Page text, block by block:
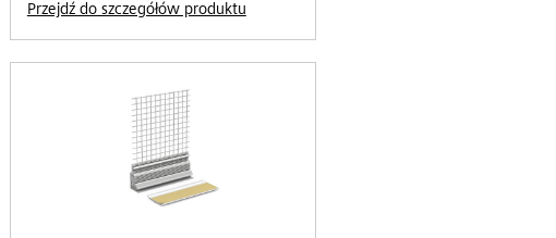
Przejdź do szczegółów produktu